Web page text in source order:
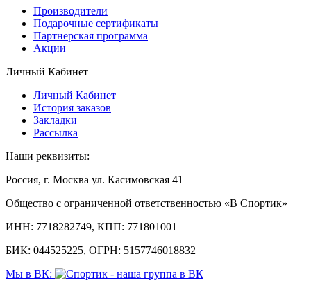
Производители
Подарочные сертификаты
Партнерская программа
Акции
Личный Кабинет
Личный Кабинет
История заказов
Закладки
Рассылка
Наши реквизиты:
Россия, г. Москва ул. Касимовская 41
Общество с ограниченной ответственностью «В Спортик»
ИНН: 7718282749, КПП: 771801001
БИК: 044525225, ОГРН: 5157746018832
Мы в ВК: